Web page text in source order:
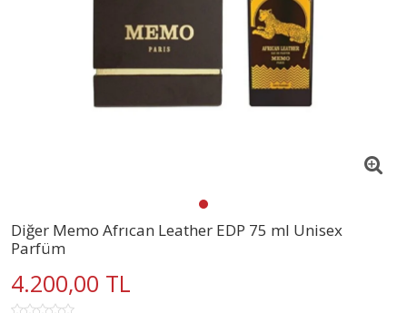
Diğer Memo Afrıcan Leather EDP 75 ml Unisex
Parfüm
4.200,00 TL